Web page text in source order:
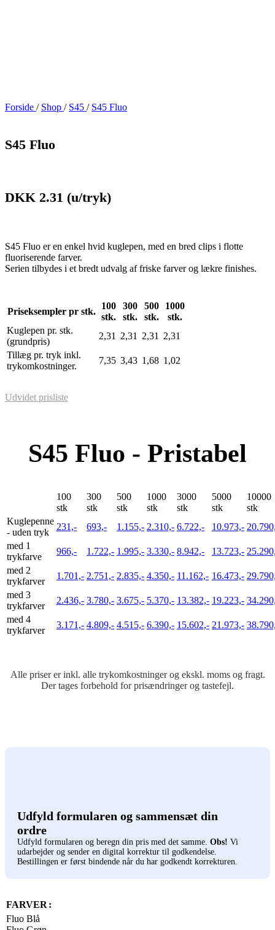
Forside / Shop / S45 / S45 Fluo
S45 Fluo
DKK 2.31 (u/tryk)
S45 Fluo er en enkel hvid kuglepen, med en bred clips i flotte
fluoriserende farver.
Serien tilbydes i et bredt udvalg af friske farver og lækre finishes.
Priseksempler pr stk.
100
stk.
300
stk.
500
stk.
1000
stk.
Kuglepen pr. stk.
(grundpris)
2,31 2,31 2,31
2,31
Tillæg pr. tryk inkl.
trykomkostninger.
7,35 3,43 1,68 1,02
Udvidet prisliste
S45 Fluo - Pristabel
100
stk
300
stk
500
stk
1000
stk
3000
stk
5000
stk
10000
stk
Kuglepenne
- uden tryk
231,- 693,- 1.155,- 2.310,- 6.722,- 10.973,-
med 1
trykfarve
966,- 1.722,- 1.995,- 3.330,- 8.942,- 13.723,-
med 2
trykfarver
1.701,- 2.751,- 2.835,- 4.350,- 11.162,- 16.473,-
med 3
trykfarver
2.436,- 3.780,- 3.675,- 5.370,- 13.382,- 19.223,-
med 4
trykfarver
3.171,- 4.809,- 4.515,- 6.390,- 15.602,- 21.973,-
Alle priser er inkl. alle trykomkostninger og ekskl. moms og fragt.
Der tages forbehold for prisændringer og tastefejl.
Udfyld formularen og sammensæt din
ordre
Udfyld formularen og beregn din pris med det samme. Obs! Vi
udarbejder og sender en digital korrektur til godkendelse.
Bestillingen er først bindende når du har godkendt korrekturen.
FARVER
Fluo Blå